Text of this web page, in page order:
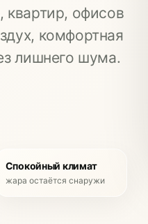
квартир, офисов
комфортная
лишнего шума.
Спокойный климат
жара остаётся снаружи